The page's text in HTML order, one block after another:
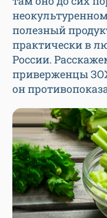
полезный
практически в
России.
приверженцы
он